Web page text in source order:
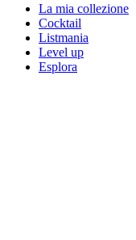
La mia collezione
Cocktail
Listmania
Level up
Esplora